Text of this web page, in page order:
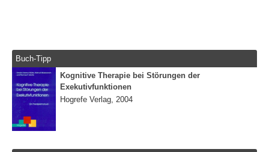
Buch-Tipp
Kognitive Therapie bei Störungen der
Exekutivfunktionen
Hogrefe Verlag, 2004